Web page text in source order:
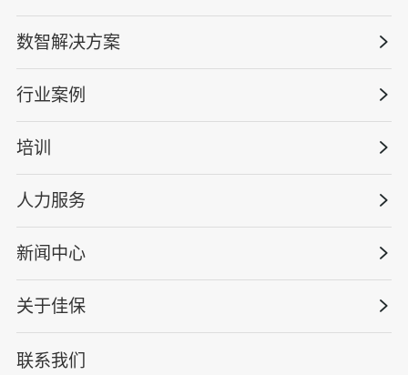
联系我们
数智安全科技
安全战略咨询
管理体系建设
安全技能提升
工程安全服务
巡查监督审计
HSE专家服务
数智解决方案
量化安全云
智慧化系统
智能终端
行业案例
政府安全监管
工程建设/地产物业
能源电力
仓储物流
水利水务
核电工程与运营
培训
版权安全课程
行业定制课程
资质与专业技能版权课
国际证书课程
人力服务
高薪岗位
HSE 专家服务
人力资源服务
新闻中心
公司新闻
关于佳保
公司简介